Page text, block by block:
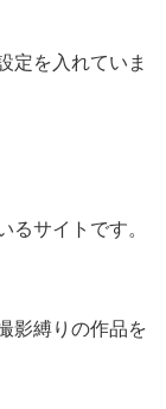
定を入れていま
るサイトです。
影縛りの作品を